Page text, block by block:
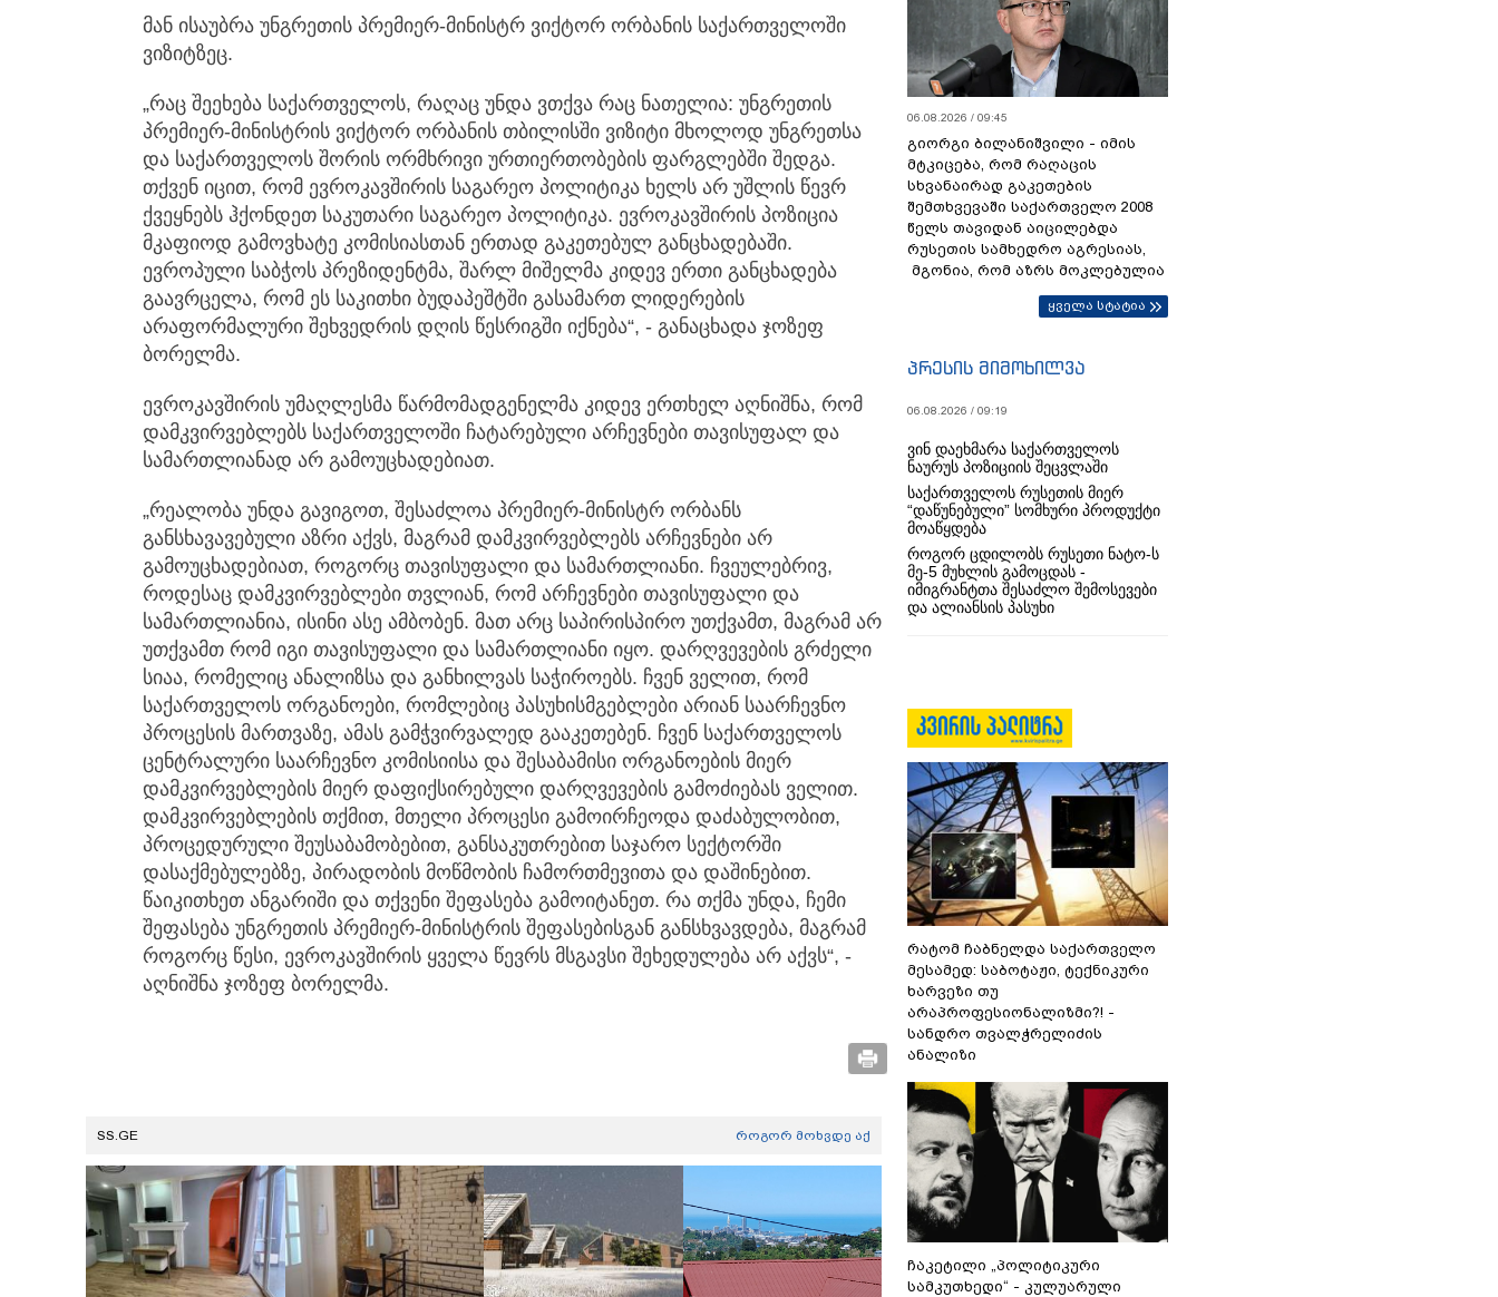
მან ისაუბრა უნგრეთის პრემიერ-მინისტრ ვიქტორ ორბანის საქართველოში
ვიზიტზეც.
„რაც შეეხება საქართველოს, რაღაც უნდა ვთქვა რაც ნათელია: უნგრეთის
პრემიერ-მინისტრის ვიქტორ ორბანის თბილისში ვიზიტი მხოლოდ უნგრეთსა
და საქართველოს შორის ორმხრივი ურთიერთობების ფარგლებში შედგა.
თქვენ იცით, რომ ევროკავშირის საგარეო პოლიტიკა ხელს არ უშლის წევრ
ქვეყნებს ჰქონდეთ საკუთარი საგარეო პოლიტიკა. ევროკავშირის პოზიცია
მკაფიოდ გამოვხატე კომისიასთან ერთად გაკეთებულ განცხადებაში.
ევროპული საბჭოს პრეზიდენტმა, შარლ მიშელმა კიდევ ერთი განცხადება
გაავრცელა, რომ ეს საკითხი ბუდაპეშტში გასამართ ლიდერების
არაფორმალური შეხვედრის დღის წესრიგში იქნება“, - განაცხადა ჯოზეფ
ბორელმა.
ევროკავშირის უმაღლესმა წარმომადგენელმა კიდევ ერთხელ აღნიშნა, რომ
დამკვირვებლებს საქართველოში ჩატარებული არჩევნები თავისუფალ და
სამართლიანად არ გამოუცხადებიათ.
„რეალობა უნდა გავიგოთ, შესაძლოა პრემიერ-მინისტრ ორბანს
განსხავავებული აზრი აქვს, მაგრამ დამკვირვებლებს არჩევნები არ
გამოუცხადებიათ, როგორც თავისუფალი და სამართლიანი. ჩვეულებრივ,
როდესაც დამკვირვებლები თვლიან, რომ არჩევნები თავისუფალი და
სამართლიანია, ისინი ასე ამბობენ. მათ არც საპირისპირო უთქვამთ, მაგრამ არ
უთქვამთ რომ იგი თავისუფალი და სამართლიანი იყო. დარღვევების გრძელი
სიაა, რომელიც ანალიზსა და განხილვას საჭიროებს. ჩვენ ველით, რომ
საქართველოს ორგანოები, რომლებიც პასუხისმგებლები არიან საარჩევნო
პროცესის მართვაზე, ამას გამჭვირვალედ გააკეთებენ. ჩვენ საქართველოს
ცენტრალური საარჩევნო კომისიისა და შესაბამისი ორგანოების მიერ
დამკვირვებლების მიერ დაფიქსირებული დარღვევების გამოძიებას ველით.
დამკვირვებლების თქმით, მთელი პროცესი გამოირჩეოდა დაძაბულობით,
პროცედურული შეუსაბამობებით, განსაკუთრებით საჯარო სექტორში
დასაქმებულებზე, პირადობის მოწმობის ჩამორთმევითა და დაშინებით.
წაიკითხეთ ანგარიში და თქვენი შეფასება გამოიტანეთ. რა თქმა უნდა, ჩემი
შეფასება უნგრეთის პრემიერ-მინისტრის შეფასებისგან განსხვავდება, მაგრამ
როგორც წესი, ევროკავშირის ყველა წევრს მსგავსი შეხედულება არ აქვს“, -
აღნიშნა ჯოზეფ ბორელმა.
SS.GE როგორ მოხვდე აქ
06.08.2026 / 09:45
გიორგი ბილანიშვილი - იმის
მტკიცება, რომ რაღაცის
სხვანაირად გაკეთების
შემთხვევაში საქართველო 2008
წელს თავიდან აიცილებდა
რუსეთის სამხედრო აგრესიას,
მგონია, რომ აზრს მოკლებულია
ყველა სტატია
პრესის მიმოხილვა
06.08.2026 / 09:19
ვინ დაეხმარა საქართველოს
ნაურუს პოზიციის შეცვლაში
საქართველოს რუსეთის მიერ
“დაწუნებული” სომხური პროდუქტი
მოაწყდება
როგორ ცდილობს რუსეთი ნატო-ს
მე-5 მუხლის გამოცდას -
იმიგრანტთა შესაძლო შემოსევები
და ალიანსის პასუხი
რატომ ჩაბნელდა საქართველო
მესამედ: საბოტაჟი, ტექნიკური
ხარვეზი თუ
არაპროფესიონალიზმი?! -
სანდრო თვალჭრელიძის
ანალიზი
ჩაკეტილი „პოლიტიკური
სამკუთხედი“ - კულუარული